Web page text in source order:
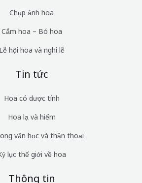
Chụp ảnh hoa
Cắm hoa – Bó hoa
Lễ hội hoa và nghi lễ
Tin tức
Hoa có dược tính
Hoa lạ và hiếm
văn học và thần thoại
lục thế giới về hoa
Thông tin